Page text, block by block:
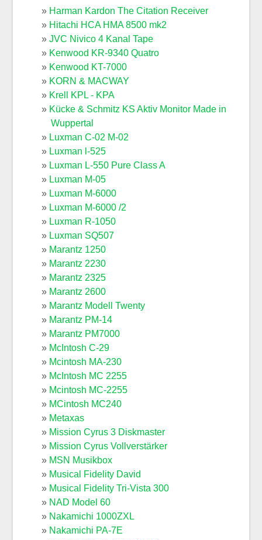
Harman Kardon The Citation Receiver
Hitachi HCA HMA 8500 mk2
JVC Nivico 4 Kanal Tape
Kenwood KR-9340 Quatro
Kenwood KT-7000
KORN & MACWAY
Krell KPL - KPA
Kücke & Schmitz KS Aktiv Monitor Made in
Wuppertal
Luxman C-02 M-02
Luxman l-525
Luxman L-550 Pure Class A
Luxman M-05
Luxman M-6000
Luxman M-6000 /2
Luxman R-1050
Luxman SQ507
Marantz 1250
Marantz 2230
Marantz 2325
Marantz 2600
Marantz Modell Twenty
Marantz PM-14
Marantz PM7000
McIntosh C-29
Mcintosh MA-230
McIntosh MC 2255
Mcintosh MC-2255
MCintosh MC240
Metaxas
Mission Cyrus 3 Diskmaster
Mission Cyrus Vollverstärker
MSN Musikbox
Musical Fidelity David
Musical Fidelity Tri-Vista 300
NAD Model 60
Nakamichi 1000ZXL
Nakamichi PA-7E